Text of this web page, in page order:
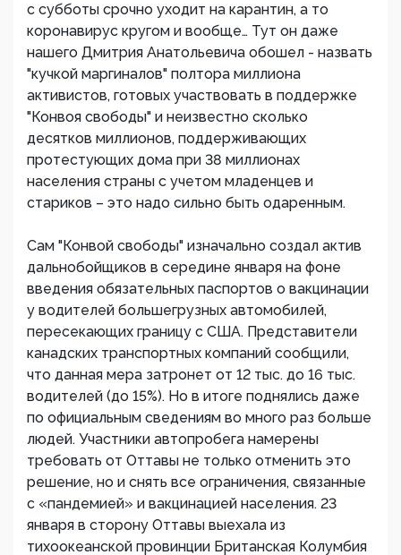
с субботы срочно уходит на карантин, а то
коронавирус кругом и вообще… Тут он даже
нашего Дмитрия Анатольевича обошел - назвать
"кучкой маргиналов" полтора миллиона
активистов, готовых участвовать в поддержке
"Конвоя свободы" и неизвестно сколько
десятков миллионов, поддерживающих
протестующих дома при 38 миллионах
населения страны с учетом младенцев и
стариков – это надо сильно быть одаренным.
Сам "Конвой свободы" изначально создал актив
дальнобойщиков в середине января на фоне
введения обязательных паспортов о вакцинации
у водителей большегрузных автомобилей,
пересекающих границу с США. Представители
канадских транспортных компаний сообщили,
что данная мера затронет от 12 тыс. до 16 тыс.
водителей (до 15%). Но в итоге поднялись даже
по официальным сведениям во много раз больше
людей. Участники автопробега намерены
требовать от Оттавы не только отменить это
решение, но и снять все ограничения, связанные
с «пандемией» и вакцинацией населения. 23
января в сторону Оттавы выехала из
тихоокеанской провинции Британская Колумбия